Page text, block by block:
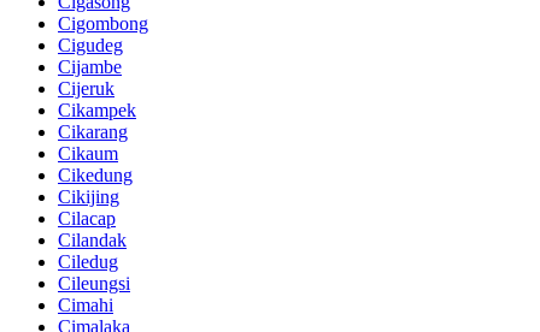
Cigombong
Cigudeg
Cijambe
Cijeruk
Cikampek
Cikarang
Cikaum
Cikedung
Cikijing
Cilacap
Cilandak
Ciledug
Cileungsi
Cimahi
Cimalaka